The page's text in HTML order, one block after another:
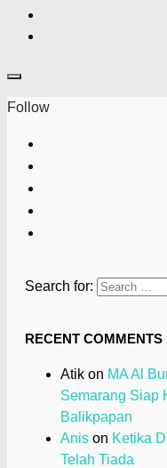
Follow
Search for:
RECENT COMMENTS
Atik on MA Al
Semarang Siap
Balikpapan
Anis on Ketika
Telah Tiada